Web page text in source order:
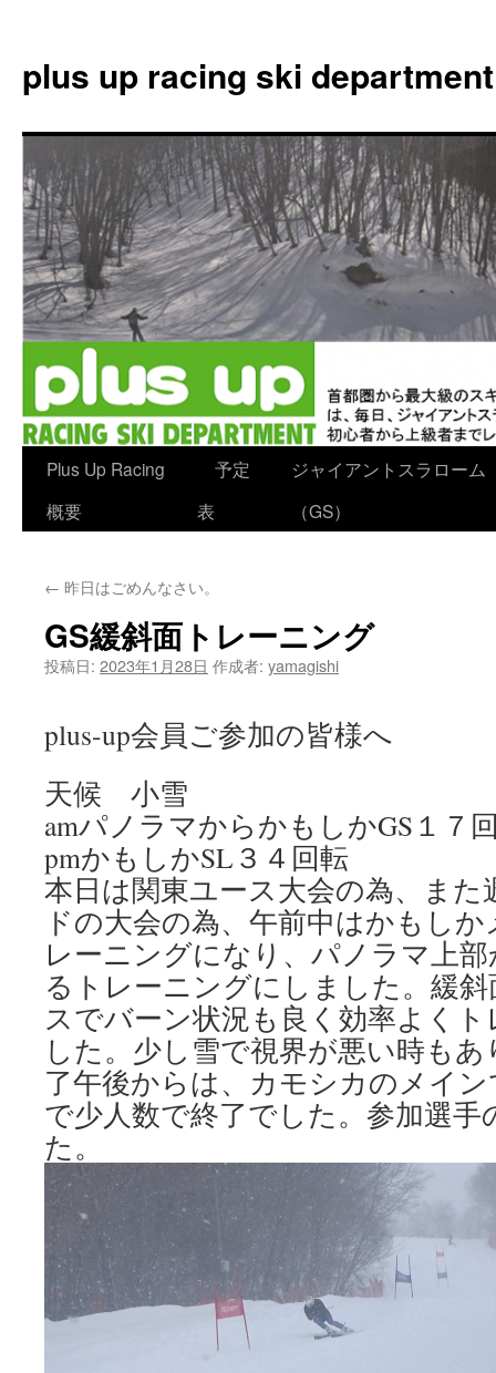
plus up racing ski department
ン
ン
ツ
へ
ッ
Plus Up Racing
概要
予定
表
ジャイアントスラローム
（GS）
← 昨日はごめんなさい。
GS緩斜面トレーニング
投稿日: 2023年1月28日 作成者: yamagishi
plus-up会員ご参加の皆様へ
天候 小雪
amパノラマからかもしかGS１７
pmかもしかSL３４回転
本日は関東ユース大会の為、また
ドの大会の為、午前中はかもし
レーニングになり、パノラマ上
るトレーニングにしました。緩
スでバーン状況も良く効率よく
した。少し雪で視界が悪い時も
了午後からは、カモシカのメイ
で少人数で終了でした。参加選
た。